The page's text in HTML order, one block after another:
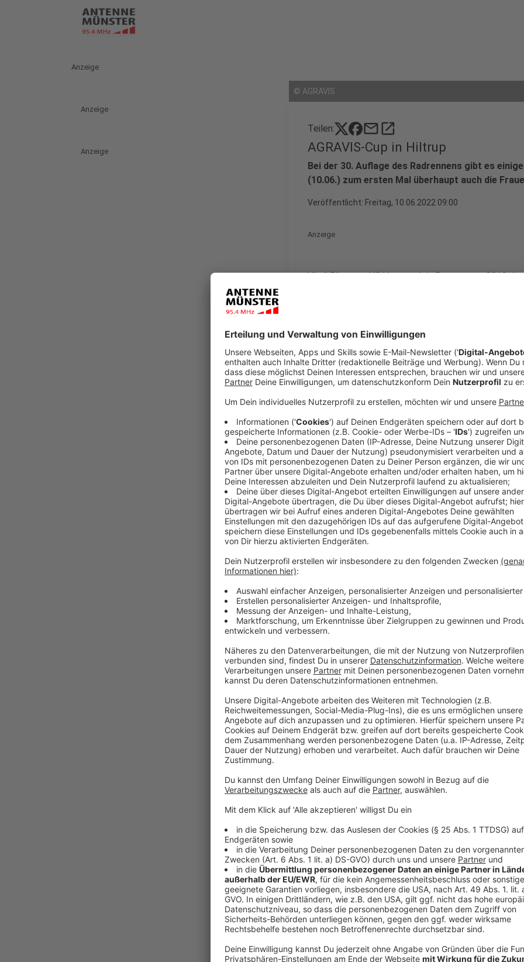
Anzeige
Anzeige
Anzeige
© AGRAVIS
Teilen: mailopen_in_new
AGRAVIS-Cup in Hiltrup
Bei der 30. Auflage des Radrennens gibt es
(10.06.) zum ersten Mal überhaupt auch die
Veröffentlicht: Freitag, 10.06.2022 09:00
Anzeige
Vladi Riha vom VC Vegesack in Bremen war 2019
Pandemie zwang das traditionsreiche Hiltruper
Jetzt sind sie alle wieder da: Am Freitag (10.06.) ab
Laufradalter bis zu den ambitionierten
feiern bei der 30. Auflage zwei Rennen für Frauen.
Anzeige
"Die Vorfreude ist nach der Pause riesig: bei uns
Ausrichter und sicher auch bei den Sportler:innen",
Geschäftsführung des Namensgebers AGRAVIS
Anzeige
Zum ersten Mal überhaupt treten auf dem 800
Frauen in die Pedale. "Wir haben viele neue
sehr ambitionierte Lizenzfahrerinnen. Wir sehen
bei den Frauen. Durch die Pandemie haben viele
Joachim Wiens, Fachwart Rennsport beim
gehen außerdem genauso wie die Herren in einem
Derny auf die Strecke. "Dernyrennen gibt es für
Zuschauende ist das sehr attraktiv", erklärt Gideon
Radsportvereins.
Gideon Schwarze
Neues beim AGRAVIS-Cup
Mit dem U17-Rennen möchte der Verein den
Der RSVer Lennart Drees beispielsweise ist ein
Landeskaders NRW.
Anzeige
Großen Wert legen Veranstalter und Sponsor auch
Minirennen für Kinder im Laufradalter und dem
auf den Geschmack gebracht werden. Für Fabian
Vorsitzender des Radsportvereins, eine
Laufrad- und 2019 beim Fette-Reifen-Rennen auf